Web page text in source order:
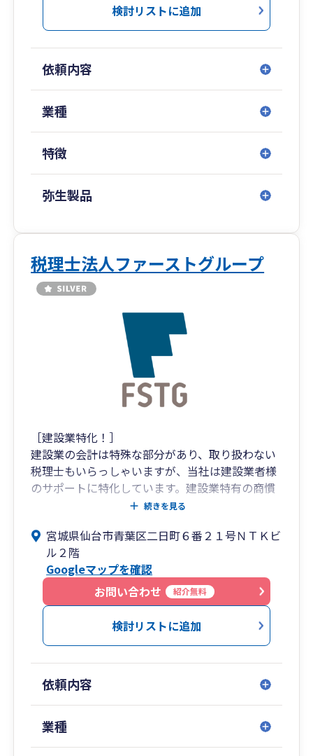
検討リストに追加
依頼内容
業種
特徴
弥生製品
税理士法人ファーストグループ
［建設業特化！］
建設業の会計は特殊な部分があり、取り扱わない
税理士もいらっしゃいますが、当社は建設業者様
のサポートに特化しています。建設業特有の商慣
習、会計処理などを熟知しており、タイムリーな
［ワンストップのサポート］
税務に限らず、建設業者の労務（従業員様の入退
社時の手続き、現場労災の特別加入など）、許認
可（建設業許可、経審、入札サポート）まで一元
管理しています。建設会社様に必要な行政上の手
続きを全て弊社でサポートします。
従来型の紙をベースとした会計サポートももちろ
ん可能です。ご希望される事業者様には、ITを使
ったデータ化、オンライン化によるコストカッ
続きを見る
宮城県仙台市青葉区二日町６番２１号ＮＴＫビ
ル２階
Googleマップを確認
お問い合わせ
紹介無料
検討リストに追加
依頼内容
業種